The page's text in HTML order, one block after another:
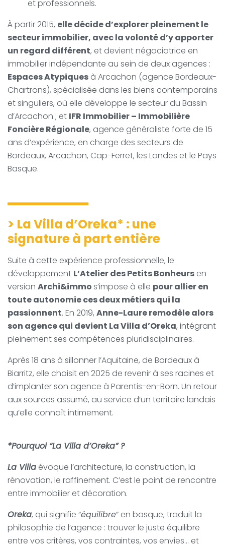
et professionnels.
À partir 2015, elle décide d’explorer pleinement le
secteur immobilier, avec la volonté d’y apporter
un regard différent, et devient négociatrice en
immobilier indépendante au sein de deux agences :
Espaces Atypiques à Arcachon (agence Bordeaux-
Chartrons), spécialisée dans les biens contemporains
et singuliers, où elle développe le secteur du Bassin
d’Arcachon ; et IFR Immobilier – Immobilière
Foncière Régionale, agence généraliste forte de 15
ans d’expérience, en charge des secteurs de
Bordeaux, Arcachon, Cap-Ferret, les Landes et le Pays
Basque.
> La Villa d’Oreka* : une
signature à part entière
Suite à cette expérience professionnelle, le
développement L’Atelier des Petits Bonheurs en
version Archi&immos’impose à elle pour allier en
toute autonomie ces deux métiers qui la
passionnent. En 2019, Anne-Laure remodèle alors
son agence qui devient La Villa d’Oreka, intégrant
pleinement ses compétences pluridisciplinaires.
Après 18 ans à sillonner l’Aquitaine, de Bordeaux à
Biarritz, elle choisit en 2025 de revenir à ses racines et
d’implanter son agence à Parentis-en-Born. Un retour
aux sources assumé, au service d’un territoire landais
qu’elle connaît intimement.
*Pourquoi “La Villa d’Oreka” ?
La Villa évoque l’architecture, la construction, la
rénovation, le raffinement. C’est le point de rencontre
entre immobilier et décoration.
Oreka, qui signifie “équilibre” en basque, traduit la
philosophie de l’agence : trouver le juste équilibre
entre vos critères, vos contraintes, vos envies… et